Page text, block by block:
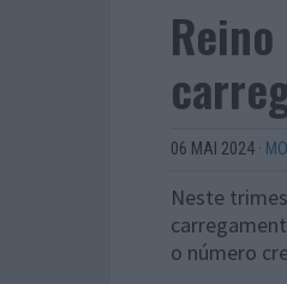
06 MAI 2024 ·
Neste
o número